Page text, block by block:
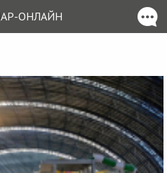
ОНЛАЙН